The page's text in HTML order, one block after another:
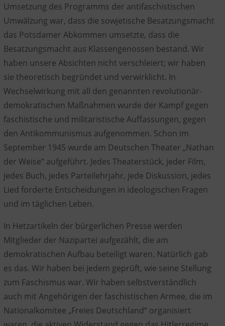
Umsetzung des Programms der antifaschistischen
Umwälzung war, dass die sowjetische Besatzungsmacht
das Potsdamer Abkommen umsetzte, dass die
Besatzungsmacht aus Klassengenossen bestand. Wir
haben unsere Absichten nicht verschleiert; wir haben
sie theoretisch begründet und verwirklicht. In
Wechselwirkung mit all den genannten revolutionär-
demokratischen Maßnahmen wurde der Kampf gegen
faschistische und militaristische Auffassungen, gegen
den Antikommunismus aufgenommen. Schon im
September 1945 wurde am Deutschen Theater „Nathan
der Weise“ aufgeführt. Jedes Theaterstück, jeder Film,
jedes Buch, jedes Parteilehrjahr, jede Diskussion, jedes
Lied forderte Entscheidungen in ideologischen Fragen
und im täglichen Leben.
In Hetzartikeln der bürgerlichen Presse werden
Mitglieder der Nazipartei aufgezählt, die am
demokratischen Aufbau beteiligt waren. Natürlich gab
es das. Wir haben bei jedem geprüft, wie seine Stellung
zum Faschismus war. Wir haben selbstverständlich
auch mit Angehörigen der faschistischen Armee, die im
Nationalkomitee „Freies Deutschland“ organisiert